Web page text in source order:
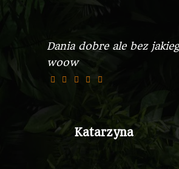
Dania dobre ale bez
woow
Katarzyna